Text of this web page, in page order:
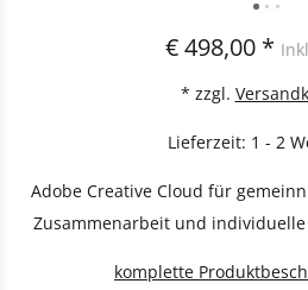
€ 498,00 *
* zzgl.
Lieferzeit: 1 - 2
Adobe Creative Cloud für
Zusammenarbeit und
komplette